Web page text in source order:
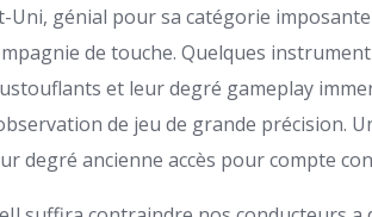
Uni, génial pour sa catégorie
de touche. Quelques
et leur degré gameplay
de jeu de grande précision.
degré ancienne accès pour compte